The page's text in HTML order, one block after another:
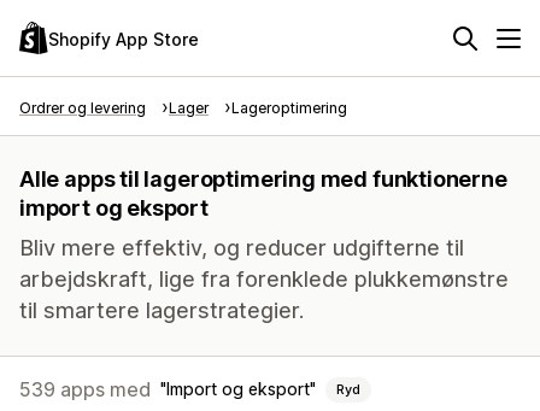
Shopify App Store
Ordrer og levering Lager Lageroptimering
Alle apps til lageroptimering med funktionerne
import og eksport
Bliv mere effektiv, og reducer udgifterne til
arbejdskraft, lige fra forenklede plukkemønstre
til smartere lagerstrategier.
539 apps med Import og eksport Ryd